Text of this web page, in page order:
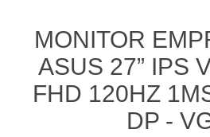
MONITOR
ASUS 27” IPS
FHD 120HZ
DP -